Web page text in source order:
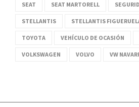
SEAT SEAT MARTORELL
STELLANTIS STELLANTIS
TOYOTA VEHÍCULO DE OCASIÓN
VOLKSWAGEN VOLVO VW